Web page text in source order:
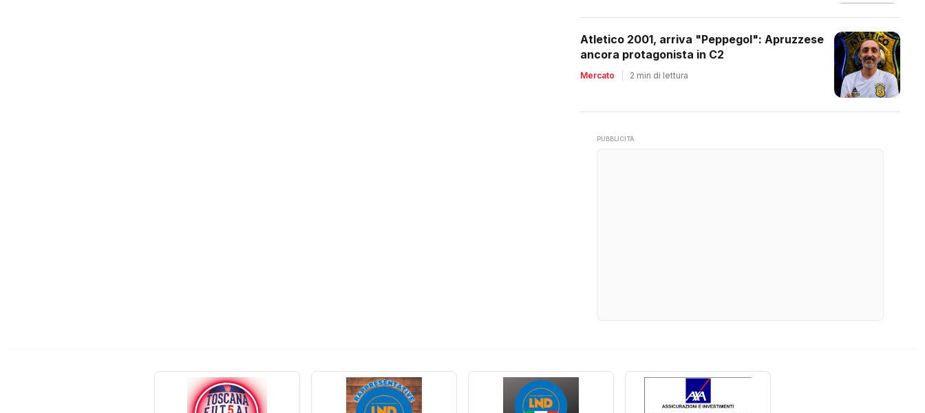
Atletico 2001, arriva "Peppegol": Apruzzese
ancora protagonista in C2
Mercato 2 min di lettura
PUBBLICITÀ